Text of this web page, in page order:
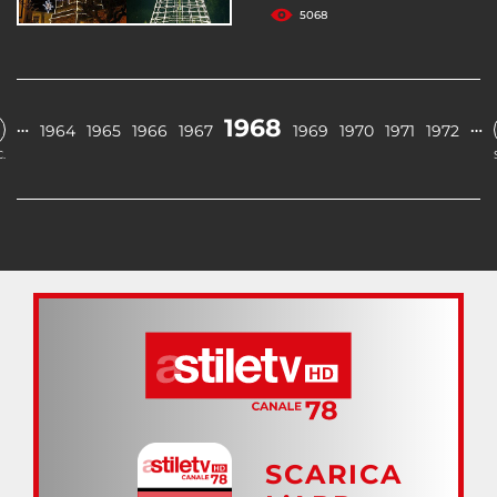
5068
… 1964 1965 1966 1967 1968 1969 1970 1971 1972 …
SCARICA